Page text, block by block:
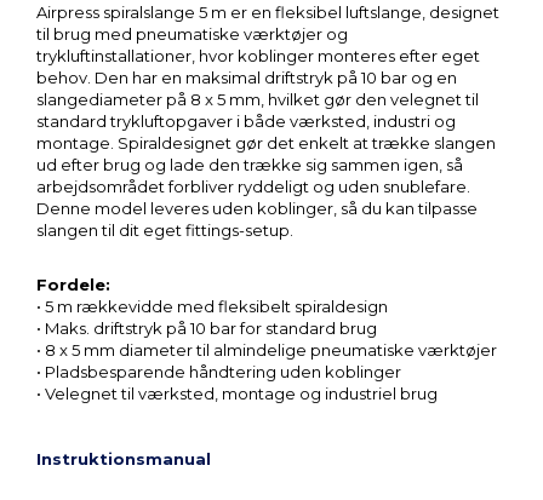
Airpress spiralslange 5 m er en fleksibel luftslange, designet
til brug med pneumatiske værktøjer og
trykluftinstallationer, hvor koblinger monteres efter eget
behov. Den har en maksimal driftstryk på 10 bar og en
slangediameter på 8 x 5 mm, hvilket gør den velegnet til
standard trykluftopgaver i både værksted, industri og
montage. Spiraldesignet gør det enkelt at trække slangen
ud efter brug og lade den trække sig sammen igen, så
arbejdsområdet forbliver ryddeligt og uden snublefare.
Denne model leveres uden koblinger, så du kan tilpasse
slangen til dit eget fittings-setup.
Fordele:
• 5 m rækkevidde med fleksibelt spiraldesign
• Maks. driftstryk på 10 bar for standard brug
• 8 x 5 mm diameter til almindelige pneumatiske værktøjer
• Pladsbesparende håndtering uden koblinger
• Velegnet til værksted, montage og industriel brug
Instruktionsmanual